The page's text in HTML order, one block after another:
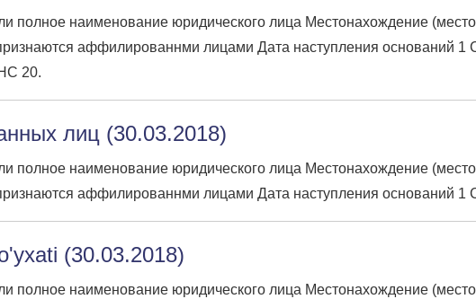
наименование юридического лица Местонахождение (место
аффилированнми лицами Дата наступления оснований
20.
лиц (30.03.2018)
наименование юридического лица Местонахождение (место
аффилированнми лицами Дата наступления оснований 1
(30.03.2018)
наименование юридического лица Местонахождение (место